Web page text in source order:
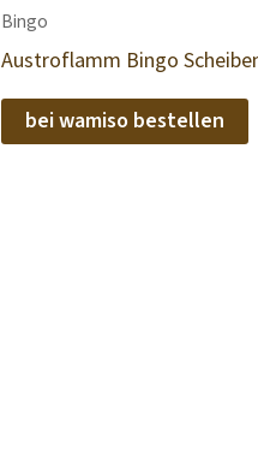
Bingo
Austroflamm Bingo
bei wamiso bestellen